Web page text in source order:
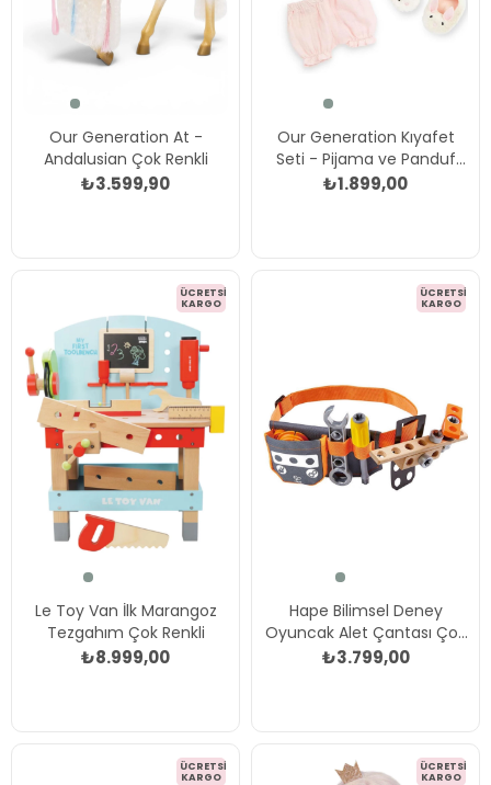
Our Generation At -
Andalusian Çok Renkli
₺3.599,90
Our Generation Kıyafet
Seti - Pijama ve Panduf
Çok Renkli
₺1.899,00
Le Toy Van İlk Marangoz
Tezgahım Çok Renkli
₺8.999,00
ÜCRETSIZ
KARGO
Hape Bilimsel Deney
Oyuncak Alet Çantası Çok
Renkli
₺3.799,00
ÜCRETSIZ
KARGO
ÜCRETSIZ
KARGO
ÜCRETSIZ
KARGO